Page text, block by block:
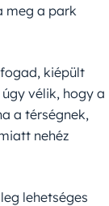
meg a park
kiépült
vélik, hogy a
a térségnek,
nehéz
lehetséges